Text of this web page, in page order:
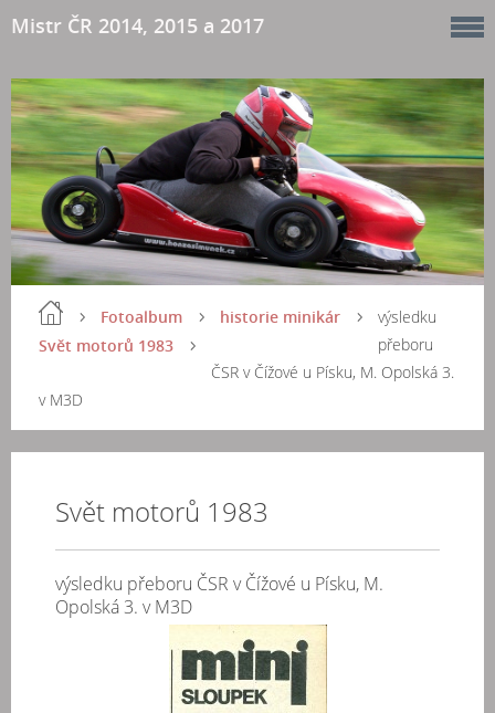
Mistr ČR 2014, 2015 a 2017
Fotoalbum
historie minikár
Svět motorů 1983
výsledku
přeboru
ČSR v Čížové u Písku, M. Opolská 3.
v M3D
Svět motorů 1983
výsledku přeboru ČSR v Čížové u Písku, M.
Opolská 3. v M3D